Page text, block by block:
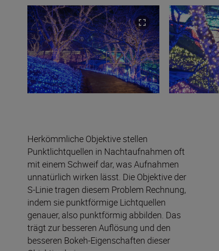
Herkömmliche Objektive stellen
Punktlichtquellen in Nachtaufnahmen oft
mit einem Schweif dar, was Aufnahmen
unnatürlich wirken lässt. Die Objektive der
S-Linie tragen diesem Problem Rechnung,
indem sie punktförmige Lichtquellen
genauer, also punktförmig abbilden. Das
trägt zur besseren Auflösung und den
besseren Bokeh-Eigenschaften dieser